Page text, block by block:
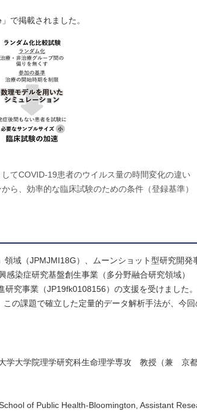
で掲載されました。
てCOVID-19患者のウイルス量の時間変化の違い
ら、効率的な臨床試験のための条件（登録基準）
域（JPMJMI18G）、ムーンショット型研究開発
染症研究基盤創生事業（多分野融合研究領域）
研究事業（JP19fk0108156）の支援を受けました
の課題で確立した定量的データ解析手法が、今
大学院理学研究科生命理学専攻 教授（兼 京
of Public Health-Bloomington, Assistant